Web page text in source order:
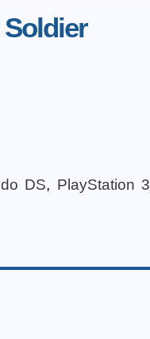
DS, PlayStation 3